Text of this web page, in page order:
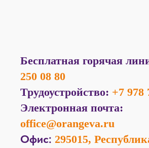
Бесплатная горячая
250 08 80
Трудоустройство: +7 978
Электронная почта:
office@orangeva.ru
Офис: 295015,